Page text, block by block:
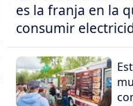
es la franja en la
consumir